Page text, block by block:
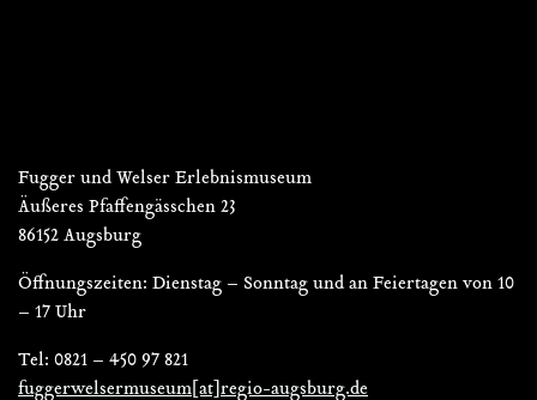
Fugger und Welser Erlebnismuseum
Äußeres Pfaffengässchen 23
86152 Augsburg
Öffnungszeiten: Dienstag – Sonntag und an Feiertagen von 10
– 17 Uhr
Tel: 0821 – 450 97 821
fuggerwelsermuseum[at]regio-augsburg.de